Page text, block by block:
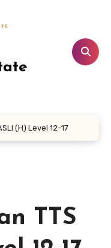
(H) Level 12-17
TTS